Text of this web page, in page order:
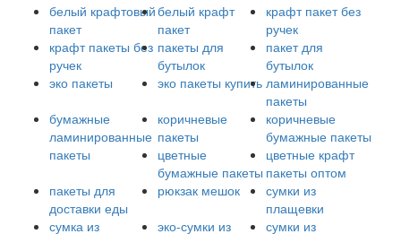
белый крафтовый
пакет
белый крафт
пакет
крафт пакет без
ручек
крафт пакеты без
ручек
пакеты для
бутылок
пакет для
бутылок
эко пакеты
эко пакеты купить ламинированные
пакеты
бумажные
ламинированные
пакеты
коричневые
пакеты
коричневые
бумажные пакеты
цветные
бумажные пакеты
цветные крафт
пакеты оптом
пакеты для
доставки еды
рюкзак мешок
сумки из
плащевки
сумка из
эко-сумки из
сумки из